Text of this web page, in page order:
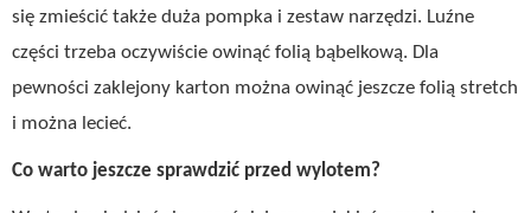
się zmieścić także duża pompka i zestaw narzędzi. Luźne
części trzeba oczywiście owinąć folią bąbelkową. Dla
pewności zaklejony karton można owinąć jeszcze folią stretch
i można lecieć.
Co warto jeszcze sprawdzić przed wylotem?